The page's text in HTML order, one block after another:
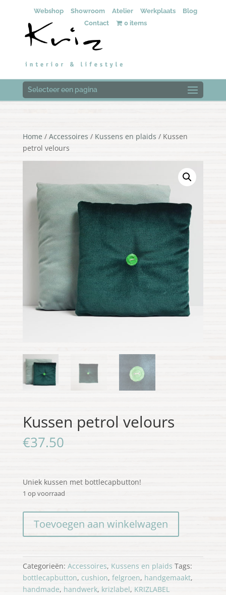
Webshop Showroom Atelier Werkplaats
Blog
Contact
0 items
Selecteer een pagina
Home / Accessoires / Kussens en plaids / Kussen
petrol velours
Kussen petrol velours
€37.50
Uniek kussen met bottlecapbutton!
1 op voorraad
petrol
velours
Toevoegen aan winkelwagen
Categorieën: Accessoires, Kussens en plaids Tags:
bottlecapbutton, cushion, felgroen, handgemaakt,
handmade, handwerk, krizlabel, KRIZLABEL